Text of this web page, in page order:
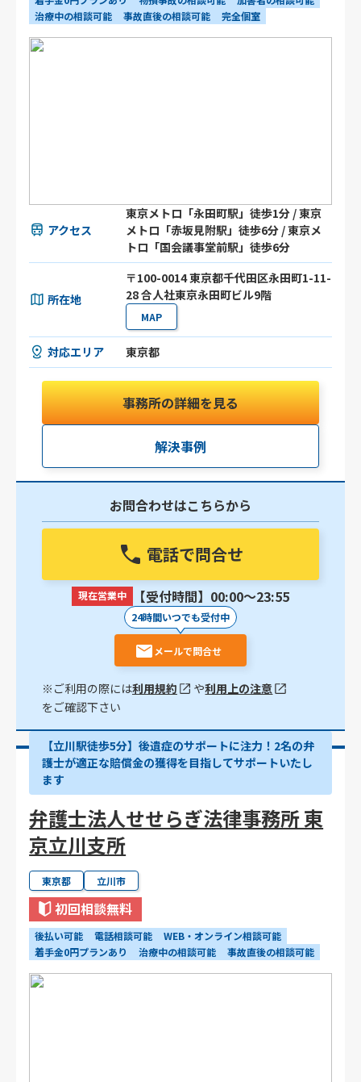
治療中の相談可能
事故直後の相談可能 完全個室
アクセス
東京メトロ「永田町駅」徒歩1分 / 東京
メトロ「赤坂見附駅」徒歩6分 / 東京メ
トロ「国会議事堂前駅」徒歩6分
所在地
〒100-0014 東京都千代田区永田町1-11-
28 合人社東京永田町ビル9階
MAP
対応エリア 東京都
事務所の詳細を見る
解決事例
お問合わせはこちらから
電話で問合せ
現在営業中 【受付時間】00:00〜23:55
24時間いつでも受付中
メールで問合せ
※ご利用の際には利用規約 や利用上の注意
をご確認下さい
【立川駅徒歩5分】後遺症のサポートに注力！2名の弁
護士が適正な賠償金の獲得を目指してサポートいたし
ます
弁護士法人せせらぎ法律事務所 東
京立川支所
東京都 立川市
初回相談無料
後払い可能 電話相談可能
WEB・オンライン相談可能
着手金0円プランあり
治療中の相談可能 事故直後の相談可能